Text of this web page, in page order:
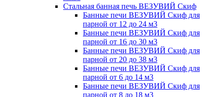
Стальная банная печь ВЕЗУВИЙ Скиф
Банные печи ВЕЗУВИЙ Скиф для
парной от 12 до 24 м3
Банные печи ВЕЗУВИЙ Скиф для
парной от 16 до 30 м3
Банные печи ВЕЗУВИЙ Скиф для
парной от 20 до 38 м3
Банные печи ВЕЗУВИЙ Скиф для
парной от 6 до 14 м3
Банные печи ВЕЗУВИЙ Скиф для
парной от 8 до 18 м3